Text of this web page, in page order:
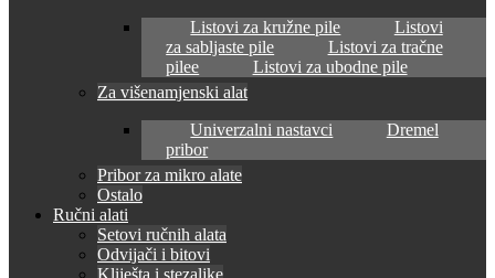
Listovi za kružne pile
Listovi
za sabljaste pile
Listovi za tračne
pilee
Listovi za ubodne pile
Za višenamjenski alat
Univerzalni nastavci
Dremel
pribor
Pribor za mikro alate
Ostalo
Ručni alati
Setovi ručnih alata
Odvijači i bitovi